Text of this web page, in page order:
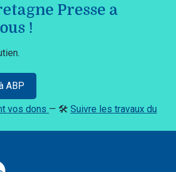
Presse a
!
ABP
vos dons — 🛠️ Suivre les travaux du